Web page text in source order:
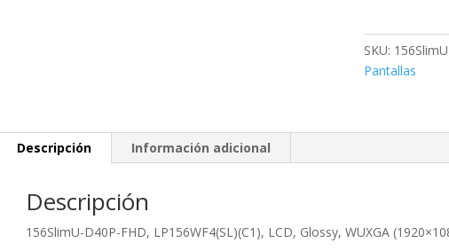
HD,
SVS15125plb
cantidad
SKU:
Pantallas
Descripción Información adicional
Descripción
156SlimU-D40P-FHD, LP156WF4(SL)(C1), LCD, Glossy, WUXGA